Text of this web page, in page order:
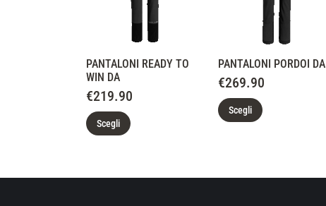
PANTALONI READY TO
WIN DA
€219.90
Scegli
PANTALONI PORDOI DA
€269.90
Scegli